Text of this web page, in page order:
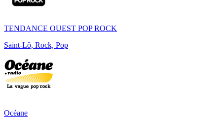
TENDANCE OUEST POP ROCK
Saint-Lô, Rock, Pop
Océane